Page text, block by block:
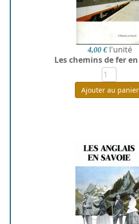
4,00 € l'unité
Les chemins de fer
Ajouter au panier